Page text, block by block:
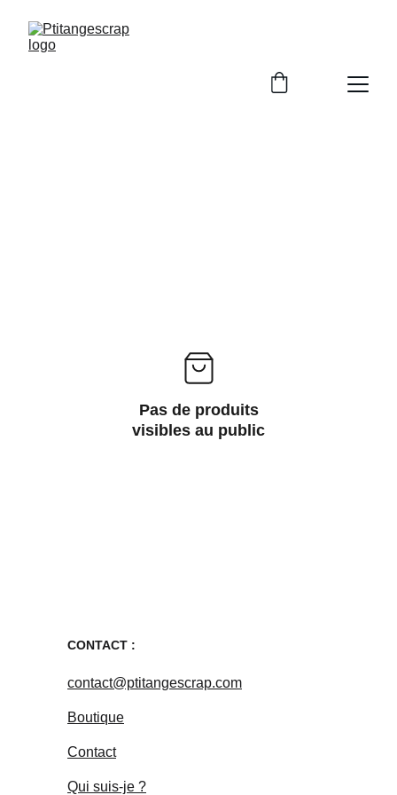
Pas de produits
visibles au public
CONTACT :
contact@ptitangescrap.com
Boutique
Contact
Qui suis-je ?